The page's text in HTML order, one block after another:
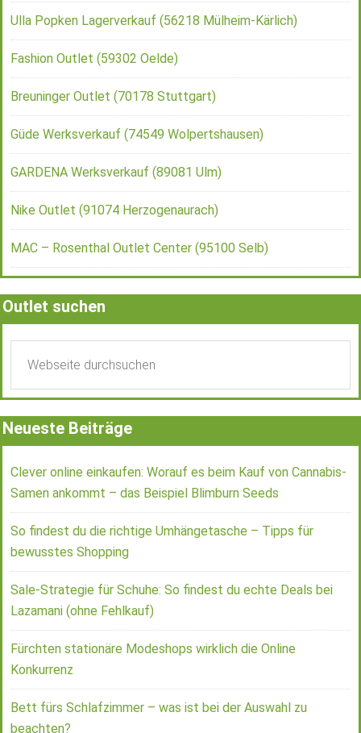
Ulla Popken Lagerverkauf (56218 Mülheim-Kärlich)
Fashion Outlet (59302 Oelde)
Breuninger Outlet (70178 Stuttgart)
Güde Werksverkauf (74549 Wolpertshausen)
GARDENA Werksverkauf (89081 Ulm)
Nike Outlet (91074 Herzogenaurach)
MAC – Rosenthal Outlet Center (95100 Selb)
Outlet suchen
Neueste Beiträge
Clever online einkaufen: Worauf es beim Kauf von Cannabis-
Samen ankommt – das Beispiel Blimburn Seeds
So findest du die richtige Umhängetasche – Tipps für
bewusstes Shopping
Sale-Strategie für Schuhe: So findest du echte Deals bei
Lazamani (ohne Fehlkauf)
Fürchten stationäre Modeshops wirklich die Online
Konkurrenz
Bett fürs Schlafzimmer – was ist bei der Auswahl zu
beachten?